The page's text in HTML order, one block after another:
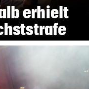
erhielt